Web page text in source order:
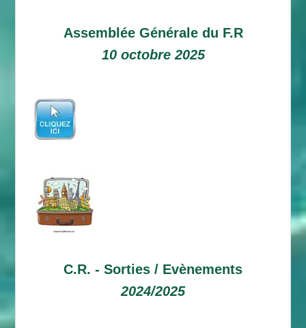
Assemblée Générale du F.R
10 octobre 2025
C.R. - Sorties / Evènements
2024/2025